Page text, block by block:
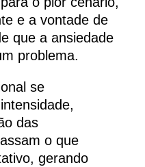
e a vontade de
que a ansiedade
problema.
se
das
o que
gerando